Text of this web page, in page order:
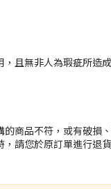
且無非人為瑕疵所造
的商品不符，或有破損
請您於原訂單進行退